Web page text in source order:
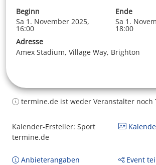
Beginn
Sa 1. November 2025,
16:00
Ende
Sa 1.
18:00
Adresse
Amex Stadium, Village Way, Brighton
termine.de ist weder Veranstalter noch
Kalender-Ersteller: Sport
termine.de
Anbieterangaben Event